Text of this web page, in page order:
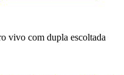
vivo com dupla escoltada